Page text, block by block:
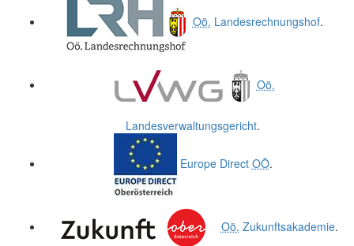
Oö. Landesrechnungshof.
Oö.
Landesverwaltungsgericht.
Europe Direct OÖ.
Oö. Zukunftsakademie.